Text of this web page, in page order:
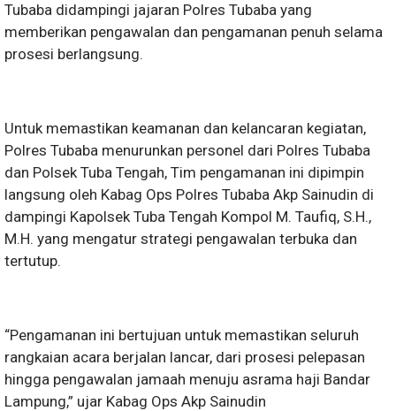
Tubaba didampingi jajaran Polres Tubaba yang
memberikan pengawalan dan pengamanan penuh selama
prosesi berlangsung.
Untuk memastikan keamanan dan kelancaran kegiatan,
Polres Tubaba menurunkan personel dari Polres Tubaba
dan Polsek Tuba Tengah, Tim pengamanan ini dipimpin
langsung oleh Kabag Ops Polres Tubaba Akp Sainudin di
dampingi Kapolsek Tuba Tengah Kompol M. Taufiq, S.H.,
M.H. yang mengatur strategi pengawalan terbuka dan
tertutup.
“Pengamanan ini bertujuan untuk memastikan seluruh
rangkaian acara berjalan lancar, dari prosesi pelepasan
hingga pengawalan jamaah menuju asrama haji Bandar
Lampung,” ujar Kabag Ops Akp Sainudin